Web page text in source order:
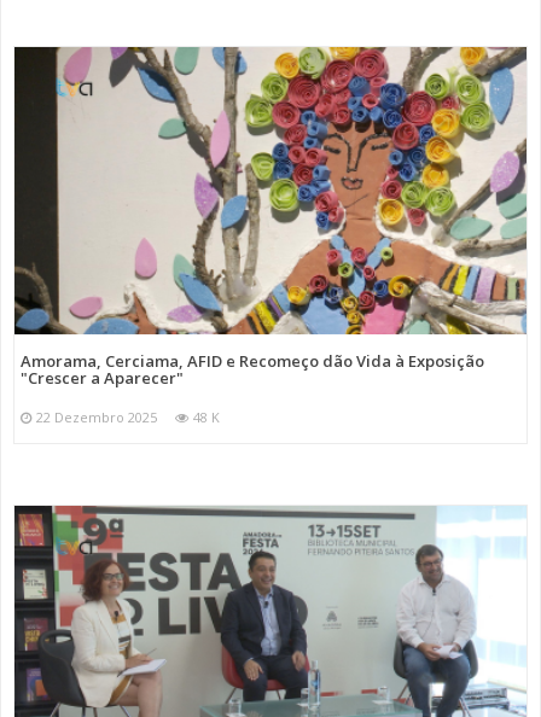
Amorama, Cerciama, AFID e Recomeço dão Vida à Exposição
"Crescer a Aparecer"
22 Dezembro 2025 48 K